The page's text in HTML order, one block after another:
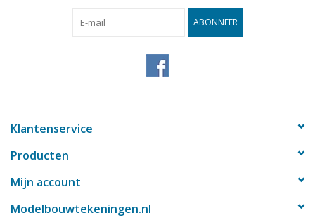
ABONNEER
Klantenservice
Producten
Mijn account
Modelbouwtekeningen.nl